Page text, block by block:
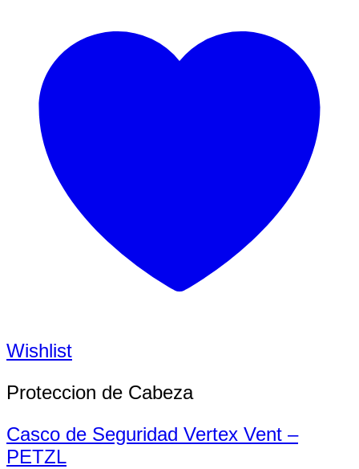
Wishlist
Proteccion de Cabeza
Casco de Seguridad Vertex Vent –
PETZL